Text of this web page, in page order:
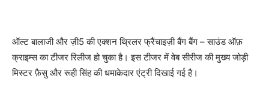
ऑल्ट बालाजी और ज़ी5 की एक्‍शन थ्रिलर फ्रैंचाइज़ी बैंग बैंग – साउंड ऑफ़
क्राइम्स का टीजर रिलीज हो चुका है। इस टीजर में वेब सीरीज की मुख्‍य जोड़ी
मिस्‍टर फ़ैसु और रूही सिंह की धमाकेदार एंट्री दिखाई गई है।